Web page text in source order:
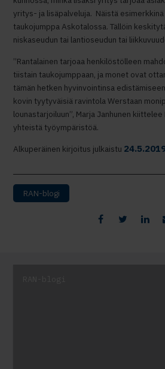
yritys- ja lisäpalveluja. Näistä
taukojumppa Askotalossa. Tällöin
niskaseudun tai lantioseudun tai
”Rantalainen tarjoaa henkilöstölleen
tiistain taukojumppaan, ja monet ovat
tämän hetken hyvinvointinsa
kovin tyytyväisiä ravintola Werstaan
lounastarjoiluun”, Marja Janhunen kiittelee
yhteistä työympäristöä.
Alkuperäinen kirjoitus julkaistu
RAN-blogi